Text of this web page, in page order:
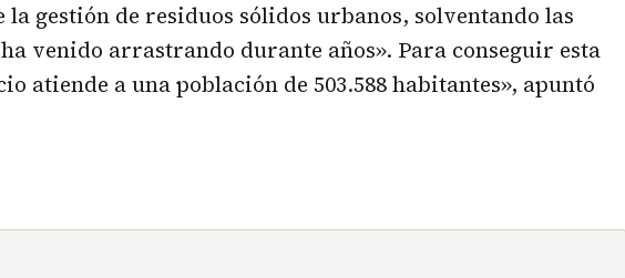
gestión de residuos sólidos urbanos, solventando las
venido arrastrando durante años». Para conseguir esta
atiende a una población de 503.588 habitantes», apuntó